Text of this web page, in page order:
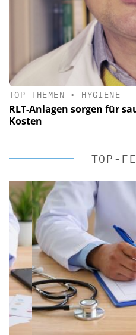
TOP-THEMEN • HYGIENE
RLT-Anlagen sorgen für
Kosten
TOP-